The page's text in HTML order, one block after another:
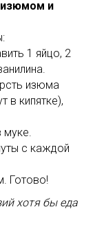
изюмом и
1 яйцо, 2
изюма
в кипятке),
муке.
с каждой
Готово!
хотя бы еда